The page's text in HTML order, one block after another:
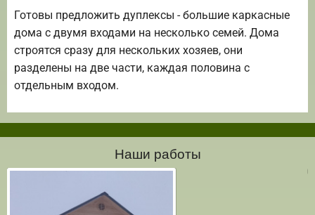
Готовы предложить дуплексы - большие каркасные
дома с двумя входами на несколько семей. Дома
строятся сразу для нескольких хозяев, они
разделены на две части, каждая половина с
отдельным входом.
Наши работы